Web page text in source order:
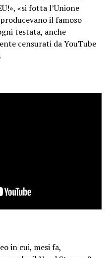
«si fotta l’Unione
il famoso
testata, anche
censurati da YouTube
in cui, mesi fa,